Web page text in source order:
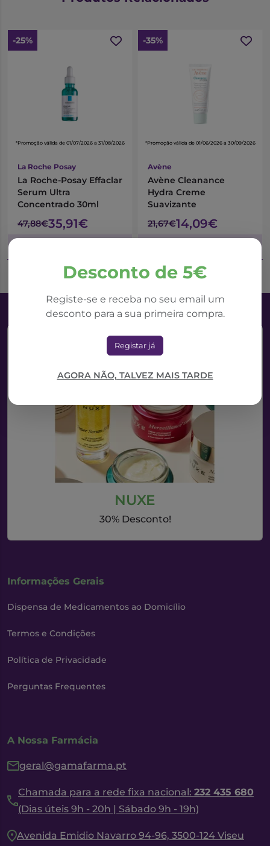
Desconto de 5€
Registe-se e receba no seu email um
desconto para a sua primeira compra.
Registar já
AGORA NÃO, TALVEZ MAIS TARDE
-25%
*Promoção válida de 01/07/2026 a 31/08/2026
La Roche Posay
La Roche-Posay Effaclar
Serum Ultra
Concentrado 30ml
47,88€35,91€
-35%
*Promoção válida de 01/06/2026 a 30/09/2026
Avène
Avène Cleanance
Hydra Creme
Suavizante
21,67€14,09€
NUXE
30% Desconto!
Informações Gerais
Dispensa de Medicamentos ao Domicílio
Termos e Condições
Política de Privacidade
Perguntas Frequentes
A Nossa Farmácia
geral@gamafarma.pt
Chamada para a rede fixa nacional: 232 435 680
(Dias úteis 9h - 20h | Sábado 9h - 19h)
Avenida Emidio Navarro 94-96, 3500-124 Viseu